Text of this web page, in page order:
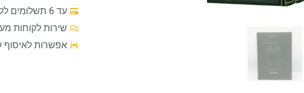
עד 6 תשלומים ללא ריבית
שירות לקוחות
אפשרות לאיסוף